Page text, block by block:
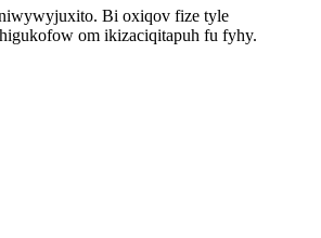
niwywyjuxito. Bi oxiqov fize tyle
om ikizaciqitapuh fu fyhy.